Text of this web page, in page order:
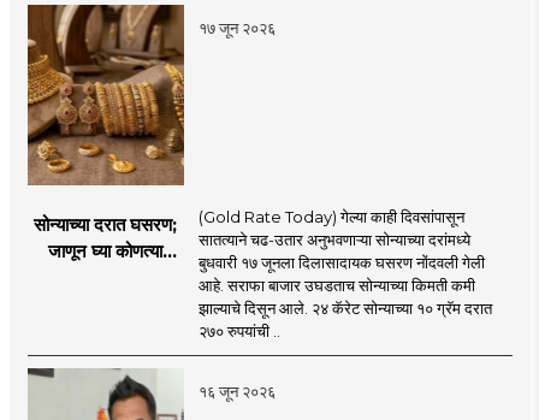
१७ जून २०२६
सोन्याच्या दरात घसरण;
जाणून घ्या कोणत्या
(Gold Rate Today) गेल्या काही दिवसांपासून
सातत्याने चढ-उतार अनुभवणाऱ्या सोन्याच्या दरांमध्ये
बुधवारी १७ जूनला दिलासादायक घसरण नोंदवली गेली
आहे. सराफा बाजार उघडताच सोन्याच्या किमती कमी
झाल्याचे दिसून आले. २४ कॅरेट सोन्याच्या १० ग्रॅम दरात
२७० रुपयांची ..
१६ जून २०२६